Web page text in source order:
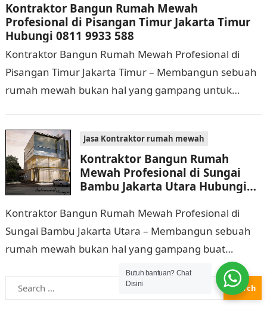
Kontraktor Bangun Rumah Mewah
Profesional di Pisangan Timur Jakarta Timur
Hubungi 0811 9933 588
Kontraktor Bangun Rumah Mewah Profesional di
Pisangan Timur Jakarta Timur – Membangun sebuah
rumah mewah bukan hal yang gampang untuk
Jasa Kontraktor rumah mewah
Kontraktor Bangun Rumah
Mewah Profesional di Sungai
Bambu Jakarta Utara Hubungi
Kontraktor Bangun Rumah Mewah Profesional di
Sungai Bambu Jakarta Utara – Membangun sebuah
rumah mewah bukan hal yang gampang buat
dilaksanakan. Selain memerlukan waktu dan biaya
yang cukup banyak,…
Search
for:
Butuh bantuan? Chat
Disini